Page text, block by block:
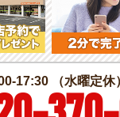
17:30 （水曜定休